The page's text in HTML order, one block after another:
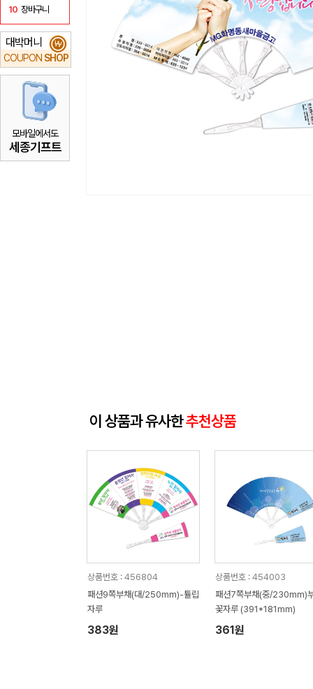
10 장바구니
대박머니
COUPON SHOP
₩
모바일에서도
세종기프트
이 상품과 유사한추천상품
상품번호 : 456804
패션9쪽부채(대/250mm)-튤립
자루
383원
상품번호 : 454003
패션7쪽부채(중/230mm)
꽃자루 (391*181mm)
361원